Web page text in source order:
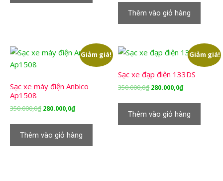
280.000,0₫.
350.000,0₫.là:
280.000,0₫.
Thêm vào giỏ hàng
Giảm giá!
Sạc xe máy điện Anbico
Ap1508
350.000,0₫ Giá
350.000,0₫.
280.000,0₫Giá
là:
280.000,0₫.
Thêm vào giỏ hàng
Giảm giá!
Sạc xe đạp điện 133DS
350.000,0₫ Giá
350.000,0₫.
280.000,0₫Giá
là:
280.000,0₫.
Thêm vào giỏ hàng